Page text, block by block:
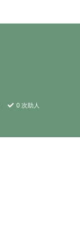
0 次助人